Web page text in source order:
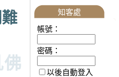
知客處
帳號：
密碼：
以後自動登入